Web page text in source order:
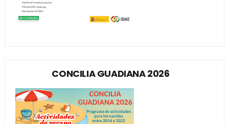
CONCILIA GUADIANA 2026